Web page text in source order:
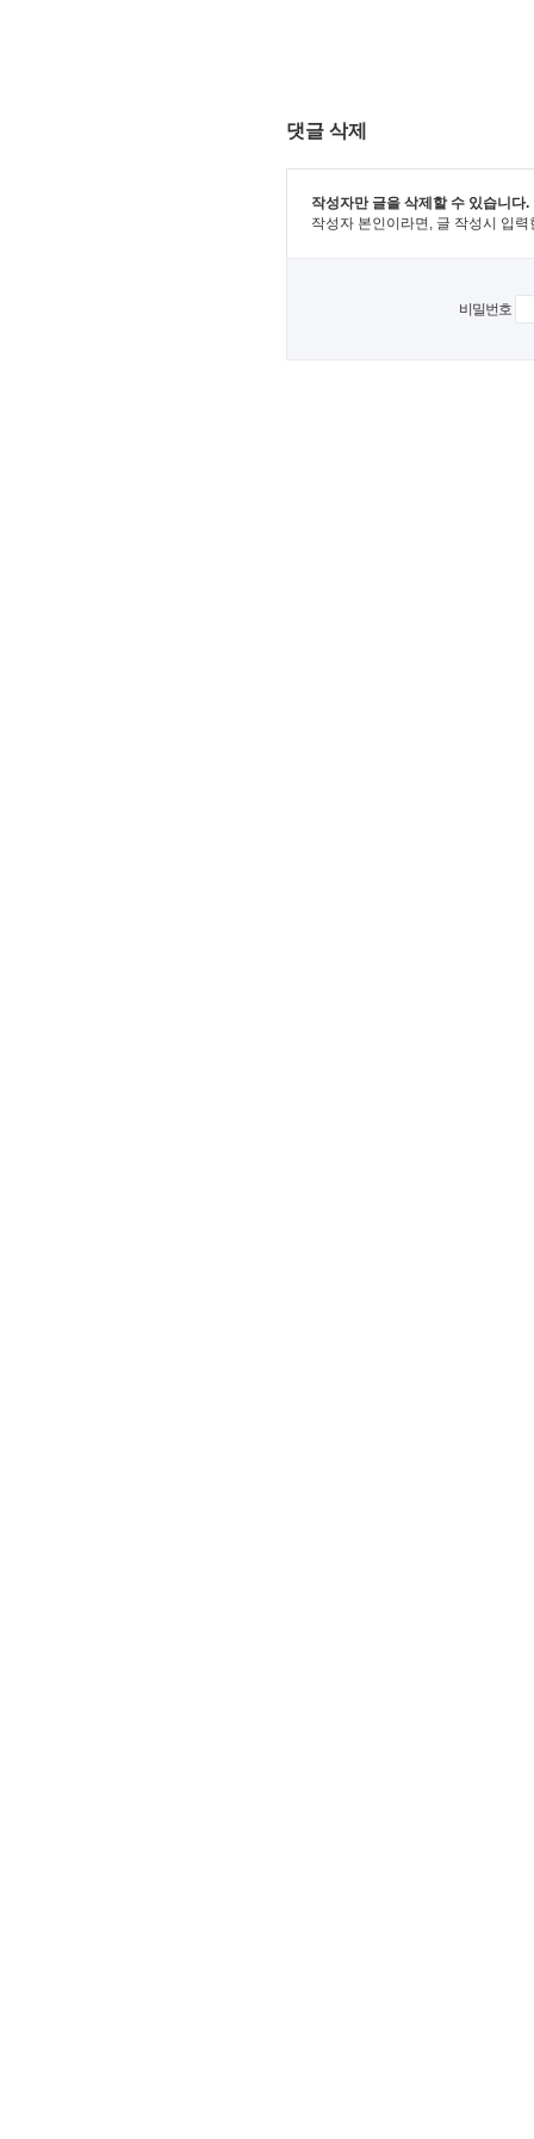
댓글 삭제
작성자만 글을 삭제할 수 있습니다.
작성자 본인이라면, 글 작성시 입
비밀번호